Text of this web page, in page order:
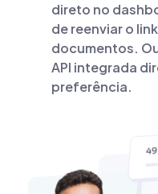
direto no
de reenviar o
documentos.
API integrada
preferência.